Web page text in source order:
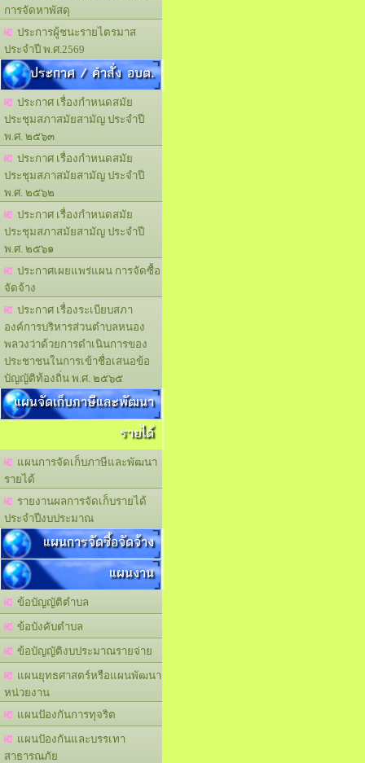
การจัดหาพัสดุ
ประการผู้ชนะรายไตรมาส
ประจำปี พ.ศ.2569
ประกาศ / คำสั่ง อบต.
ประกาศ เรื่องกำหนดสมัย
ประชุมสภาสมัยสามัญ ประจำปี
พ.ศ. ๒๕๖๓
ประกาศ เรื่องกำหนดสมัย
ประชุมสภาสมัยสามัญ ประจำปี
พ.ศ. ๒๕๖๒
ประกาศ เรื่องกำหนดสมัย
ประชุมสภาสมัยสามัญ ประจำปี
พ.ศ. ๒๕๖๑
ประกาศเผยแพร่แผน การจัดซื้อ
จัดจ้าง
ประกาศ เรื่องระเบียบสภา
องค์การบริหารส่วนตำบลหนอง
พลวงว่าด้วยการดำเนินการของ
ประชาชนในการเข้าชื่อเสนอข้อ
บัญญัติท้องถิ่น พ.ศ. ๒๕๖๕
แผนจัดเก็บภาษีและพัฒนา
รายได้
แผนการจัดเก็บภาษีและพัฒนา
รายได้
รายงานผลการจัดเก็บรายได้
ประจำปีงบประมาณ
แผนการจัดซื้อจัดจ้าง
แผนงาน
ข้อบัญญัติตำบล
ข้อบังคับตำบล
ข้อบัญญัติงบประมาณรายจ่าย
แผนยุทธศาสตร์หรือแผนพัฒนา
หน่วยงาน
แผนปัองกันการทุจริต
แผนปัองกันและบรรเทา
สาธารณภัย